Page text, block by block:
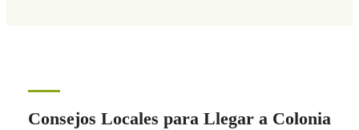
Consejos Locales para Llegar a Colonia